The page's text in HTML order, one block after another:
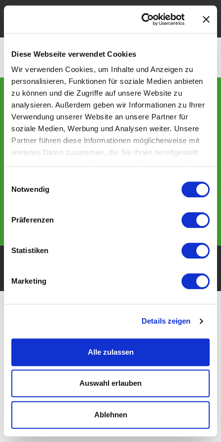
Diese Webseite verwendet Cookies
Wir verwenden Cookies, um Inhalte und Anzeigen zu
personalisieren, Funktionen für soziale Medien anbieten
zu können und die Zugriffe auf unsere Website zu
analysieren. Außerdem geben wir Informationen zu Ihrer
Verwendung unserer Website an unsere Partner für
soziale Medien, Werbung und Analysen weiter. Unsere
Partner führen diese Informationen möglicherweise mit
weiteren Daten zusammen, die Sie ihnen bereitgestellt
Notwendig
Präferenzen
Statistiken
Marketing
Details zeigen
Alle zulassen
Auswahl erlauben
Ablehnen
League Table
Postadresse
American Sports Club Leipzig Hawks e.V.
Distelweg 1a
06130 Halle
© 2026 American Sports Club Leipzig Hawks e.V.